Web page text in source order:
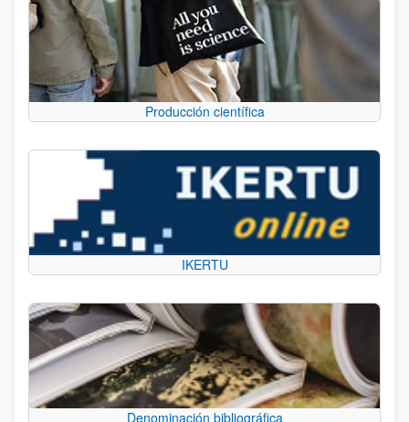
Producción científica
IKERTU
Denominación bibliográfica